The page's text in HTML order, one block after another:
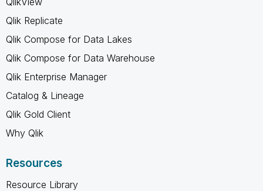
Qlik Replicate
Qlik Compose for Data Lakes
Qlik Compose for Data Warehouse
Qlik Enterprise Manager
Catalog & Lineage
Qlik Gold Client
Why Qlik
Resources
Resource Library